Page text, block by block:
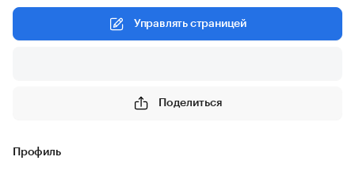
Управлять страницей
Поделиться
Профиль